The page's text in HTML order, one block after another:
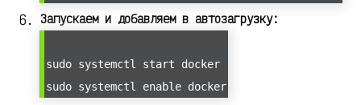
Запускаем и добавляем в автозагрузку:
sudo systemctl start docker
sudo systemctl enable docker